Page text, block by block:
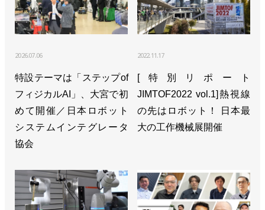
2026.07.06
特設テーマは「ステップof
フィジカルAI」、大宮で初
めて開催／日本ロボット
システムインテグレータ
協会
2022.11.17
[特別リポート
JIMTOF2022 vol.1]熱視線
の先はロボット！ 日本最
大の工作機械展開催